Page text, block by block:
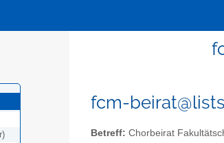
fcm-
Betreff: Chorbeirat